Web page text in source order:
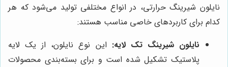
نایلون شیرینگ حرارتی، در انواع مختلفی تولید می‌شود که هر
کدام برای کاربردهای خاصی مناسب هستند:
نایلون شیرینگ تک لایه: این نوع نایلون، از یک لایه
پلاستیک تشکیل شده است و برای بسته‌بندی محصولات